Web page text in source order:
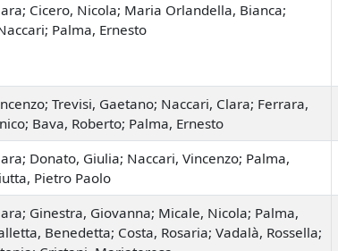
Cicero, Nicola; Maria Orlandella, Bianca;
Palma, Ernesto
Trevisi, Gaetano; Naccari, Clara; Ferrara,
Bava, Roberto; Palma, Ernesto
Donato, Giulia; Naccari, Vincenzo; Palma,
Pietro Paolo
Ginestra, Giovanna; Micale, Nicola; Palma,
Benedetta; Costa, Rosaria; Vadalà, Rossella;